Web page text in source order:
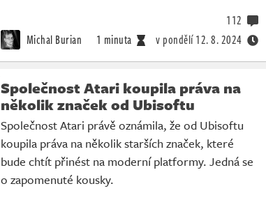
Michal Burian 1 minuta v pondělí12. 8. 2024
112
Společnost Atari koupila práva na
několik značek od Ubisoftu
Společnost Atari právě oznámila, že od Ubisoftu
koupila práva na několik starších značek, které
bude chtít přinést na moderní platformy. Jedná se
o zapomenuté kousky.